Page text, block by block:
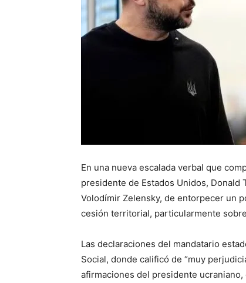
En una nueva escalada verbal que
presidente de Estados Unidos, Donald
Volodímir Zelensky, de entorpecer un
cesión territorial, particularmente
Las declaraciones del mandatario
Social, donde calificó de “muy
afirmaciones del presidente